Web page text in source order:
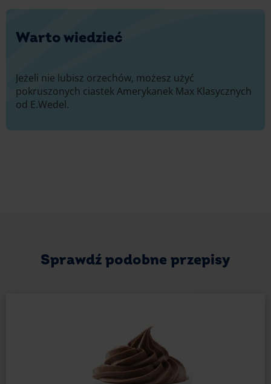
Warto wiedzieć
Jeżeli nie lubisz orzechów, możesz użyć
pokruszonych ciastek Amerykanek Max Klasycznych
od E.Wedel.
Sprawdź podobne przepisy